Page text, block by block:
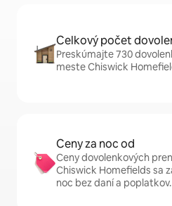
Celkový počet
Preskúmajte 730
meste Chiswick
Ceny za noc od
Ceny dovolenkových
Chiswick Homefields sa
noc bez daní a poplatkov.